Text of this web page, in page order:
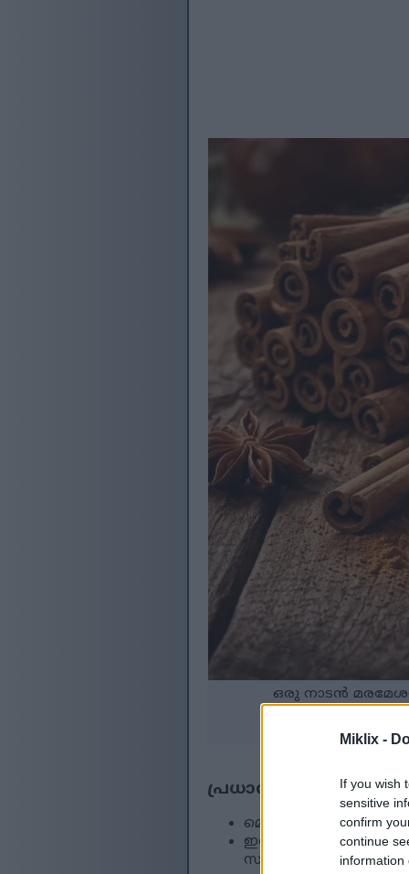
Miklix -
If you wish
sensitive
confirm
continue
information
ഒരു നാടൻ
കൂടുതൽ
പ്രധാന കാര്യങ്ങൾ
മൊത്തത്തിലുള്ള
ഇതിന്റെ ഔഷധ
സഹായിക്കും.